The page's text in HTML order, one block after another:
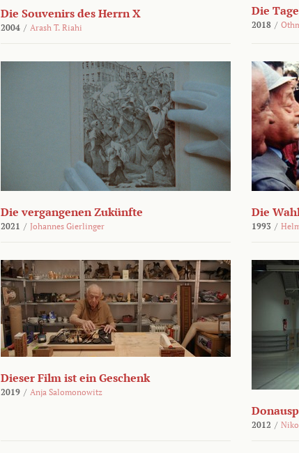
Die Souvenirs des Herrn X
2004 / Arash T. Riahi
Die
2018 /
Die vergangenen Zukünfte
2021 / Johannes Gierlinger
Die
1993 /
Dieser Film ist ein Geschenk
2019 / Anja Salomonowitz
2012 /